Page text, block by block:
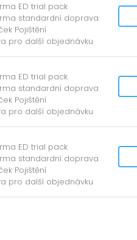
ED trial pack
standardní doprava
Pojištění
pro další objednávku
ED trial pack
standardní doprava
Pojištění
pro další objednávku
ED trial pack
standardní doprava
Pojištění
pro další objednávku